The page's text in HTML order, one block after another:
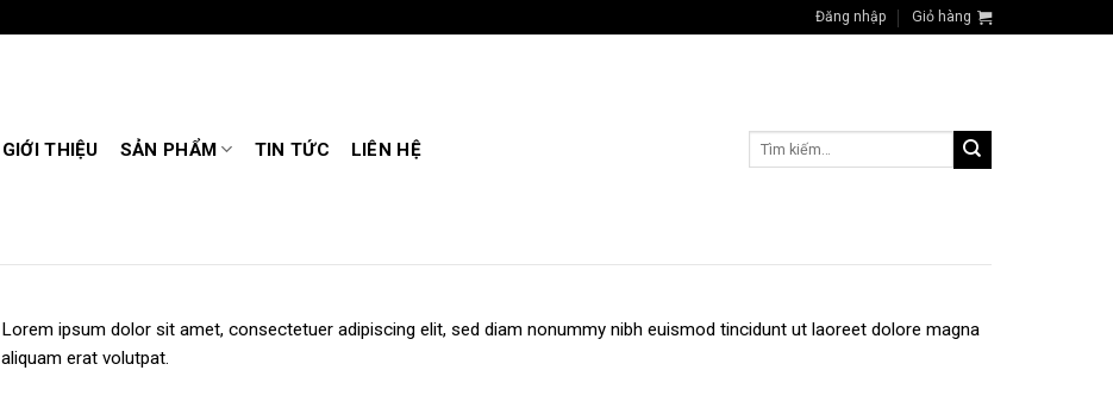
Đăng nhập Giỏ hàng
GIỚI THIỆU SẢN PHẨM TIN TỨC LIÊN HỆ
Tìm
Lorem ipsum dolor sit amet, consectetuer adipiscing elit, sed diam nonummy nibh euismod tincidunt ut laoreet dolore magna
aliquam erat volutpat.